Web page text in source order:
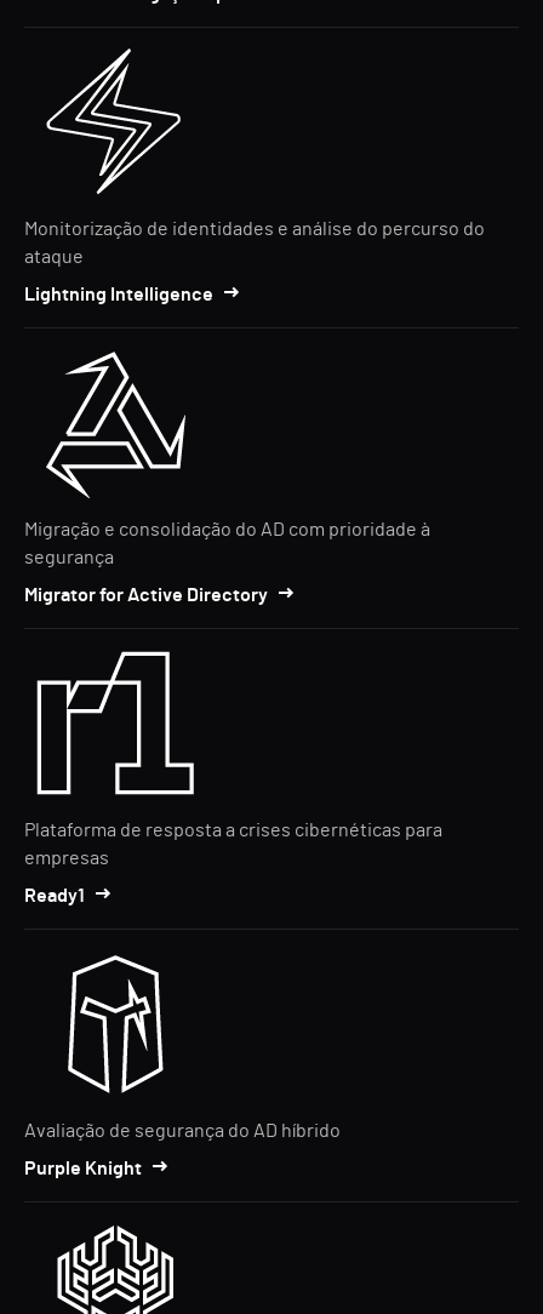
Monitorização de identidades e análise do percurso do
ataque
Lightning Intelligence
Migração e consolidação do AD com prioridade à
segurança
Migrator for Active Directory
Plataforma de resposta a crises cibernéticas para
empresas
Ready1
Avaliação de segurança do AD híbrido
Purple Knight